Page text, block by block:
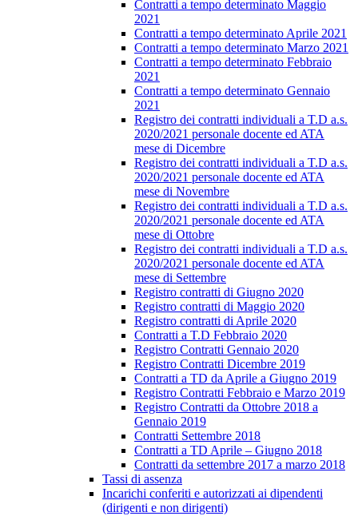
Contratti a tempo determinato Maggio
2021
Contratti a tempo determinato Aprile 2021
Contratti a tempo determinato Marzo 2021
Contratti a tempo determinato Febbraio
2021
Contratti a tempo determinato Gennaio
2021
Registro dei contratti individuali a T.D a.s.
2020/2021 personale docente ed ATA
mese di Dicembre
Registro dei contratti individuali a T.D a.s.
2020/2021 personale docente ed ATA
mese di Novembre
Registro dei contratti individuali a T.D a.s.
2020/2021 personale docente ed ATA
mese di Ottobre
Registro dei contratti individuali a T.D a.s.
2020/2021 personale docente ed ATA
mese di Settembre
Registro contratti di Giugno 2020
Registro contratti di Maggio 2020
Registro contratti di Aprile 2020
Contratti a T.D Febbraio 2020
Registro Contratti Gennaio 2020
Registro Contratti Dicembre 2019
Contratti a TD da Aprile a Giugno 2019
Registro Contratti Febbraio e Marzo 2019
Registro Contratti da Ottobre 2018 a
Gennaio 2019
Contratti Settembre 2018
Contratti a TD Aprile – Giugno 2018
Contratti da settembre 2017 a marzo 2018
Tassi di assenza
Incarichi conferiti e autorizzati ai dipendenti
(dirigenti e non dirigenti)